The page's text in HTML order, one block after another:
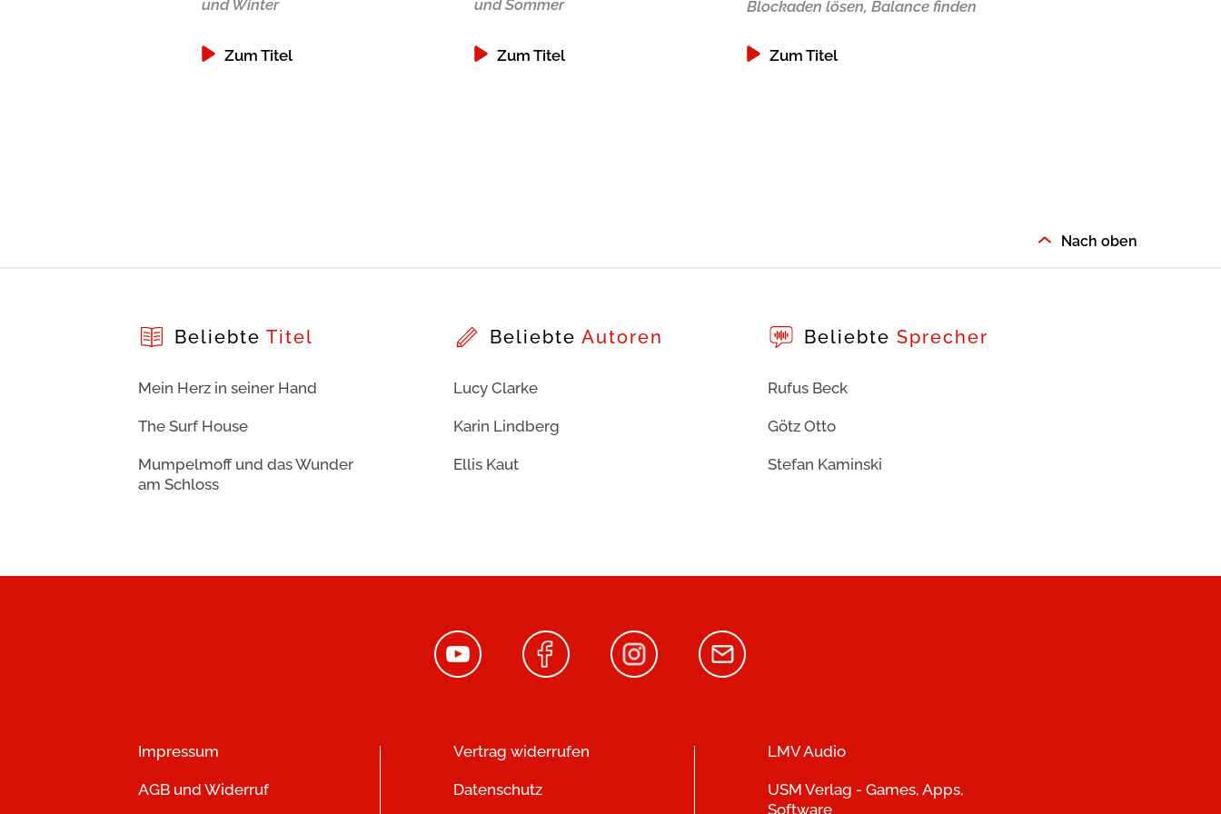
und Winter
Zum Titel
und Sommer
Zum Titel
Blockaden lösen, Balance finden
Zum Titel
Nach oben
Beliebte Titel
Mein Herz in seiner Hand
The Surf House
Mumpelmoff und das Wunder
am Schloss
Beliebte Autoren
Lucy Clarke
Karin Lindberg
Ellis Kaut
BeliebteSprecher
Rufus Beck
Götz Otto
Stefan Kaminski
Impressum
AGB und Widerruf
Vertrag widerrufen
Datenschutz
LMV Audio
USM Verlag - Games, Apps,
Software